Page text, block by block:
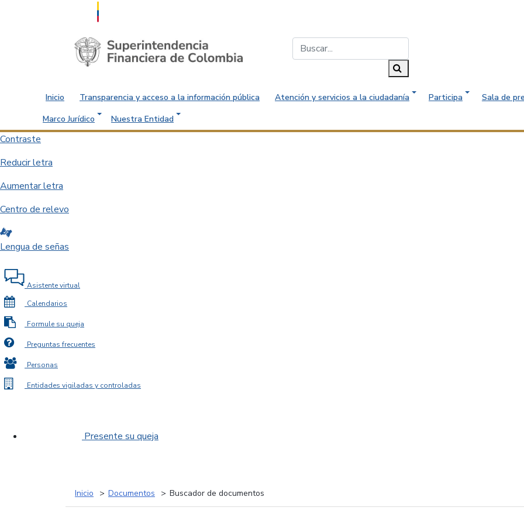
Saltar al contenido principal
Inicio Transparencia y acceso a la información pública Atención y servicios a la ciudadanía Participa
Sala de
Marco Jurídico
Nuestra Entidad
Contraste
Reducir letra
Aumentar letra
Centro de relevo
Lengua de señas
Asistente virtual
Calendarios
Formule su queja
Preguntas frecuentes
Personas
Entidades vigiladas y controladas
Presente su queja
Inicio Documentos Buscador de documentos